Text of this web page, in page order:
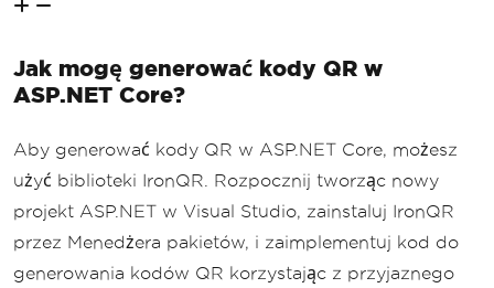
Jak mogę generować kody QR w
ASP.NET Core?
Aby generować kody QR w ASP.NET Core, możesz
użyć biblioteki IronQR. Rozpocznij tworząc nowy
projekt ASP.NET w Visual Studio, zainstaluj IronQR
przez Menedżera pakietów, i zaimplementuj kod do
generowania kodów QR korzystając z przyjaznego